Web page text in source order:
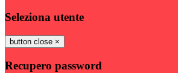
Seleziona utente
button close ×
Recupero password